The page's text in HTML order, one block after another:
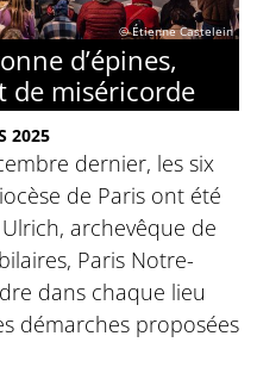
© Étienne Castelein
d’épines,
de miséricorde
2025
dernier, les six
de Paris ont été
archevêque de
Paris Notre-
dans chaque lieu
démarches proposées